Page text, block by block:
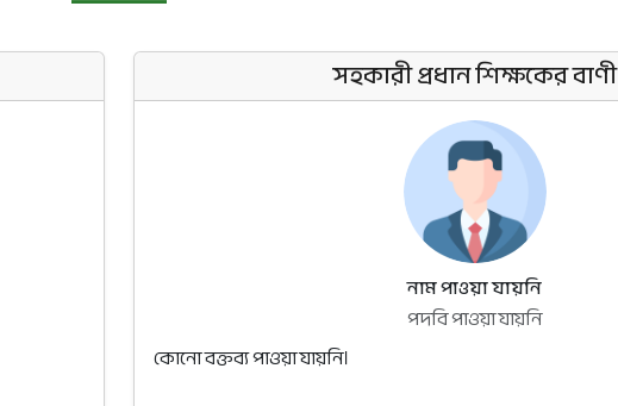
সহকারী প্রধান শিক্ষকের বাণী
নাম পাওয়া যায়নি
পদবি পাওয়া যায়নি
কোনো বক্তব্য পাওয়া যায়নি।